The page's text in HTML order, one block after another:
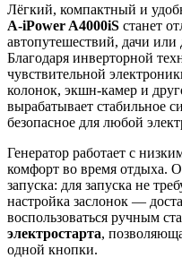
Лёгкий, компактный и
A-iPower A4000iS станет
автопутешествий, дачи
Благодаря инверторной
чувствительной
колонок, экшн-камер и
вырабатывает стабильное
безопасное для любой
Генератор работает с
комфорт во время отдыха.
запуска: для запуска не
настройка заслонок —
воспользоваться ручным
электростарта,
одной кнопки.